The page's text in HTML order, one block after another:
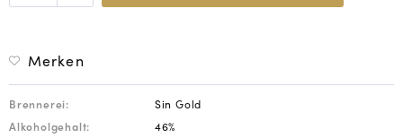
Merken
Brennerei:
Sin Gold
Alkoholgehalt:
46%